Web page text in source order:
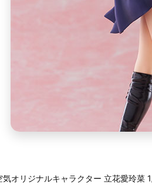
気オリジナルキャラクター 立花愛玲菜